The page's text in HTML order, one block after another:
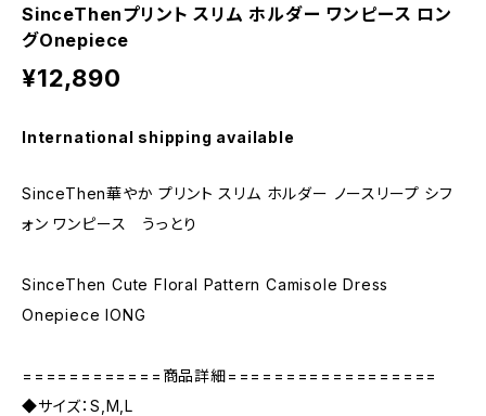
SinceThenプリント スリム ホルダー ワンピース ロン
グOnepiece
¥12,890
International shipping available
SinceThen華やか プリント スリム ホルダー ノースリープ シフ
ォン ワンピース うっとり
SinceThen Cute Floral Pattern Camisole Dress
Onepiece lONG
============商品詳細==================
◆サイズ：S,M,L